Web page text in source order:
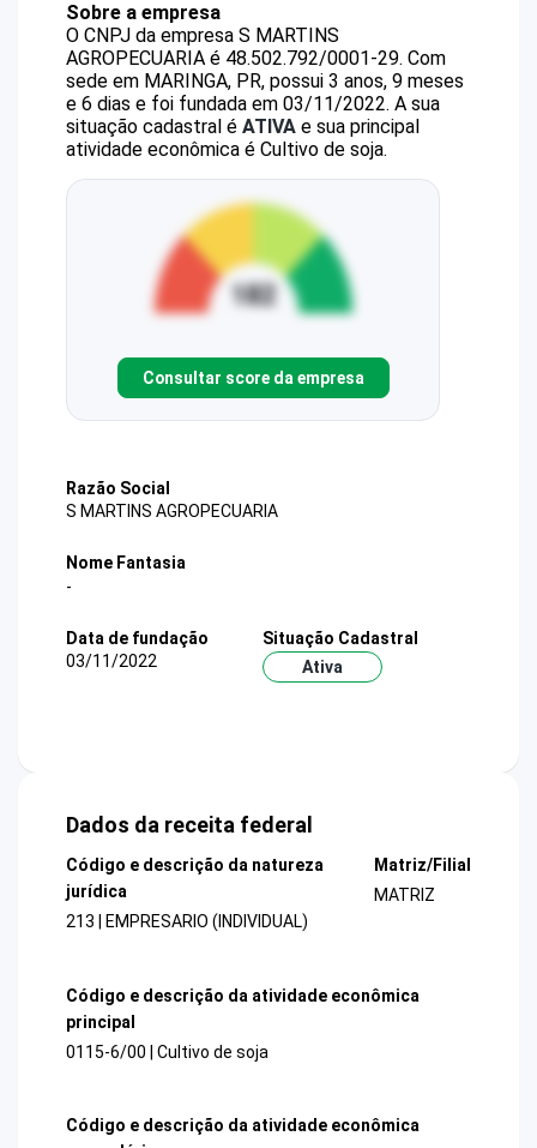
Sobre a empresa
O CNPJ da empresa S MARTINS
AGROPECUARIA é 48.502.792/0001-29. Com
sede em MARINGA, PR, possui 3 anos, 9 meses
e 6 dias e foi fundada em 03/11/2022. A sua
situação cadastral é ATIVA e sua principal
atividade econômica é Cultivo de soja.
Consultar score da empresa
Razão Social
S MARTINS AGROPECUARIA
Nome Fantasia
-
Data de fundação
03/11/2022
Situação Cadastral
Ativa
Dados da receita federal
Código e descrição da natureza
jurídica
213 | EMPRESARIO (INDIVIDUAL)
Matriz/Filial
MATRIZ
Código e descrição da atividade econômica
principal
0115-6/00 | Cultivo de soja
Código e descrição da atividade econômica